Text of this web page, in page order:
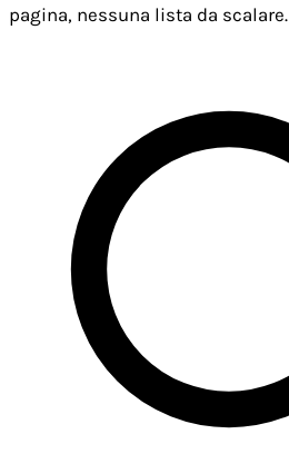
pagina, nessuna lista da scalare.